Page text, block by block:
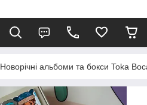
Новорічні альбоми та бокси Toka